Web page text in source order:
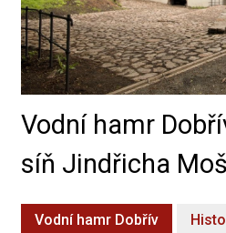
Vodní hamr
síň Jindřicha
Vodní hamr Dobřív